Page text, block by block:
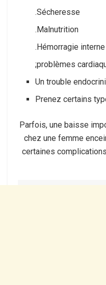
Sécheresse.
Malnutrition.
Hémorragie interne.
problèmes
Un trouble
Prenez certains
Parfois, une baisse
chez une femme
certaines